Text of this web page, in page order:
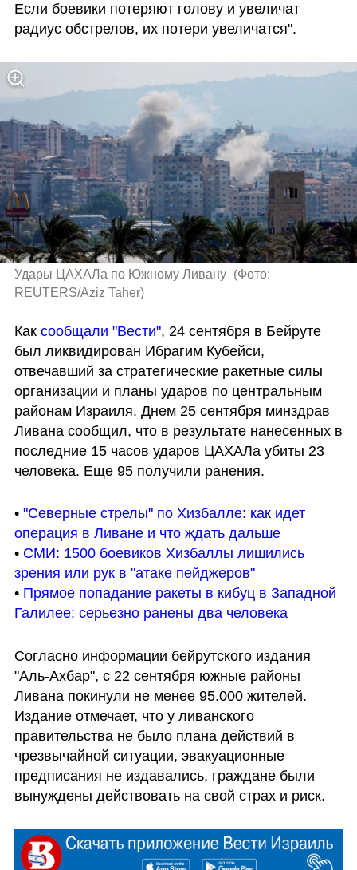
Если боевики потеряют голову и увеличат
радиус обстрелов, их потери увеличатся".
Удары ЦАХАЛа по Южному Ливану (Фото:
REUTERS/Aziz Taher)
Как сообщали "Вести", 24 сентября в Бейруте
был ликвидирован Ибрагим Кубейси,
отвечавший за стратегические ракетные силы
организации и планы ударов по центральным
районам Израиля. Днем 25 сентября минздрав
Ливана сообщил, что в результате нанесенных в
последние 15 часов ударов ЦАХАЛа убиты 23
человека. Еще 95 получили ранения.
• "Северные стрелы" по Хизбалле: как идет
операция в Ливане и что ждать дальше
• СМИ: 1500 боевиков Хизбаллы лишились
зрения или рук в "атаке пейджеров"
• Прямое попадание ракеты в кибуц в Западной
Галилее: серьезно ранены два человека
Согласно информации бейрутского издания
"Аль-Ахбар", с 22 сентября южные районы
Ливана покинули не менее 95.000 жителей.
Издание отмечает, что у ливанского
правительства не было плана действий в
чрезвычайной ситуации, эвакуационные
предписания не издавались, граждане были
вынуждены действовать на свой страх и риск.